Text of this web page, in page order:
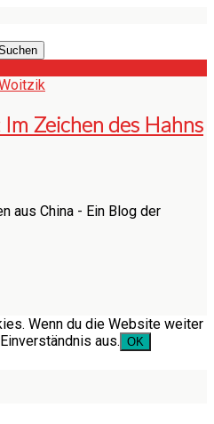
Zeichen des Hahns
aus China - Ein Blog der
Wenn du die Website weiter
aus. OK